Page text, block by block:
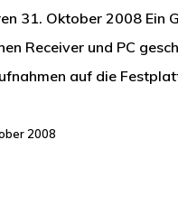
31. Oktober 2008 Ein
Receiver und PC
auf die
2008